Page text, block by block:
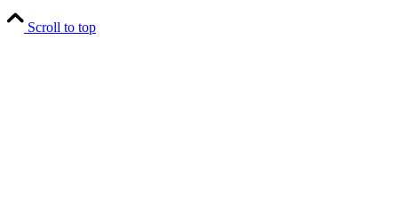
Scroll to top